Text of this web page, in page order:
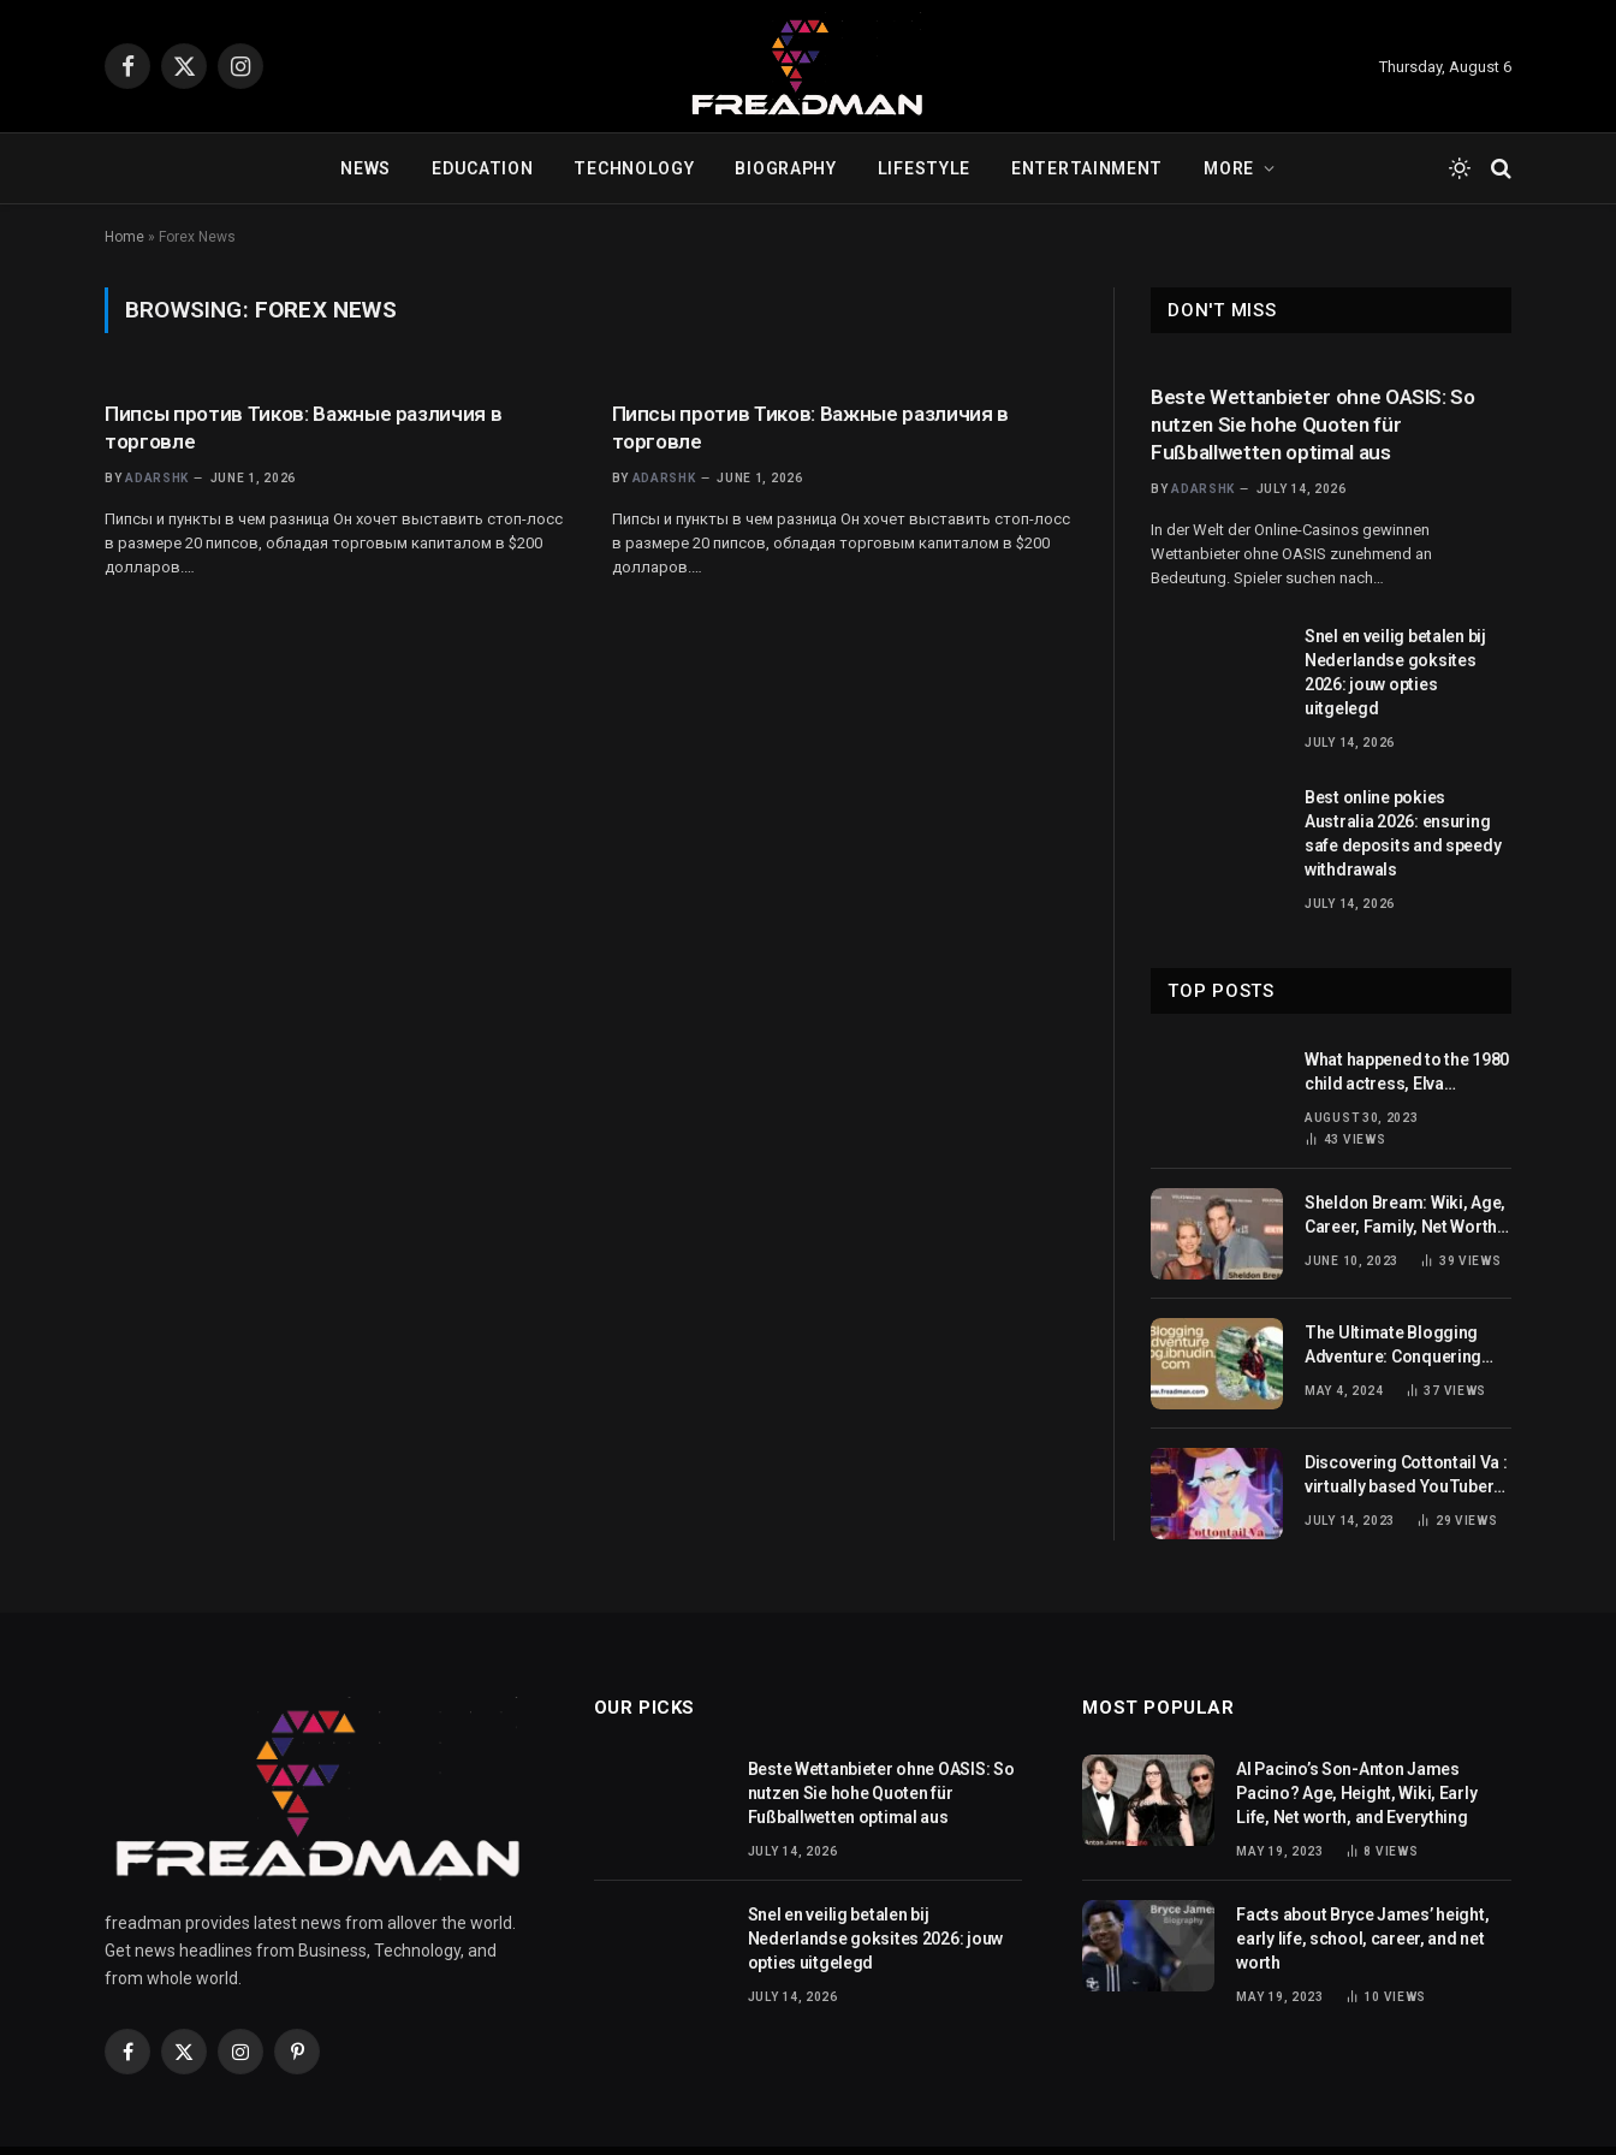
Facebook
X
Instagram
Thursday, August 6
NEWS EDUCATION TECHNOLOGY BIOGRAPHY LIFESTYLE ENTERTAINMENT MORE
Home » Forex News
BROWSING: FOREX NEWS
Пипсы против Тиков: Важные различия в
торговле
BY ADARSHK JUNE 1, 2026
Пипсы и пункты в чем разница Он хочет выставить стоп-лосс
в размере 20 пипсов, обладая торговым капиталом в $200
долларов.…
Пипсы против Тиков: Важные различия в
торговле
BY ADARSHK JUNE 1, 2026
Пипсы и пункты в чем разница Он хочет выставить стоп-лосс
в размере 20 пипсов, обладая торговым капиталом в $200
долларов.…
DON'T MISS
Beste Wettanbieter ohne OASIS: So
nutzen Sie hohe Quoten für
Fußballwetten optimal aus
BY ADARSHK JULY 14, 2026
In der Welt der Online-Casinos gewinnen
Wettanbieter ohne OASIS zunehmend an
Bedeutung. Spieler suchen nach…
Snel en veilig betalen bij
Nederlandse goksites
2026: jouw opties
uitgelegd
JULY 14, 2026
Best online pokies
Australia 2026: ensuring
safe deposits and speedy
withdrawals
JULY 14, 2026
TOP POSTS
What happened to the 1980
child actress, Elva
husband and net worth
AUGUST 30, 2023
43 VIEWS
Sheldon Bream: Wiki, Age,
Career, Family, Net Worth,
JUNE 10, 2023 39 VIEWS
The Ultimate Blogging
Adventure: Conquering
Blog.ibnudin.com
MAY 4, 2024 37 VIEWS
Discovering Cottontail Va :
virtually based YouTuber
JULY 14, 2023 29 VIEWS
freadman provides latest news from allover the world.
Get news headlines from Business, Technology, and
from whole world.
Facebook
X
InstagramPinterest
OUR PICKS
Beste Wettanbieter ohne OASIS: So
nutzen Sie hohe Quoten für
Fußballwetten optimal aus
JULY 14, 2026
Snel en veilig betalen bij
Nederlandse goksites 2026: jouw
opties uitgelegd
JULY 14, 2026
MOST POPULAR
Al Pacino’s Son-Anton James
Pacino? Age, Height, Wiki, Early
Life, Net worth, and Everything
MAY 19, 2023 8 VIEWS
Facts about Bryce James’ height,
early life, school, career, and net
worth
MAY 19, 2023 10 VIEWS